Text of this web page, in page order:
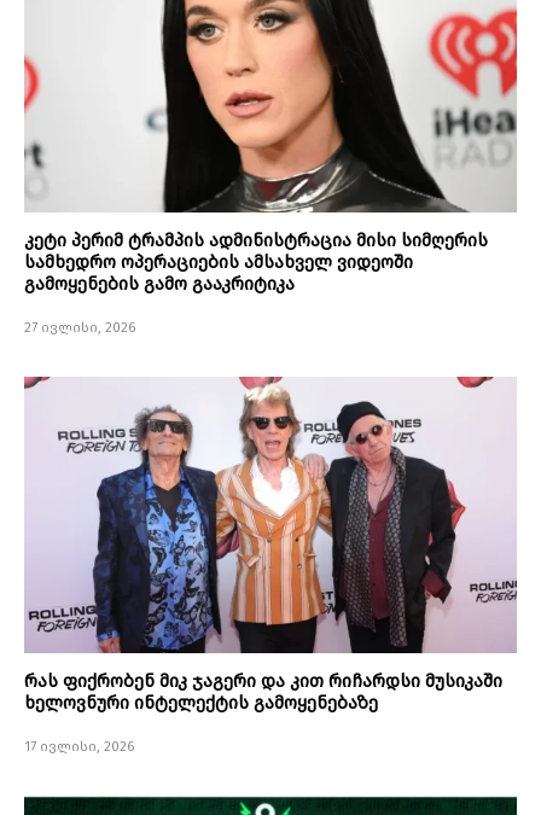
კეტი პერიმ ტრამპის ადმინისტრაცია მისი სიმღერის
სამხედრო ოპერაციების ამსახველ ვიდეოში
გამოყენების გამო გააკრიტიკა
27 ივლისი, 2026
რას ფიქრობენ მიკ ჯაგერი და კით რიჩარდსი მუსიკაში
ხელოვნური ინტელექტის გამოყენებაზე
17 ივლისი, 2026